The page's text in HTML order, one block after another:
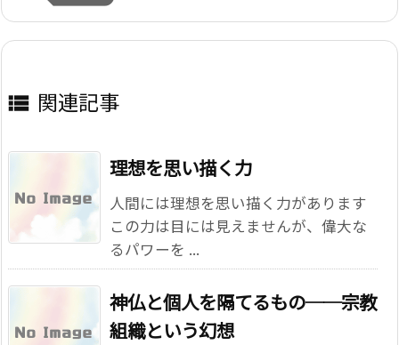
 関連記事
理想を思い描く力
人間には理想を思い描く力があります
この力は目には見えませんが、偉大な
るパワーを ...
神仏と個人を隔てるもの──宗教
組織という幻想